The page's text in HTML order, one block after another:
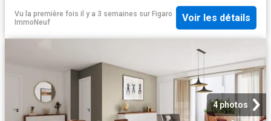
Vu la première fois il y a 3 semaines sur Figaro
ImmoNeuf
Voir les détails
4 photos